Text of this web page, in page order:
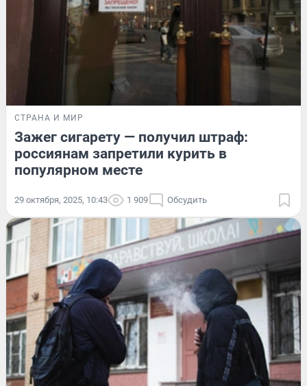
СТРАНА И МИР
Зажег сигарету — получил штраф:
россиянам запретили курить в
популярном месте
29 октября, 2025, 10:43 1 909 Обсудить